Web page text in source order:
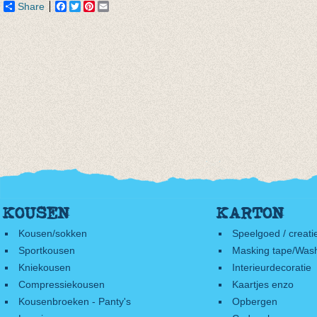
Share Facebook
TwitterPinterest
KOUSEN
Kousen/sokken
Sportkousen
Kniekousen
Compressiekousen
Kousenbroeken - Panty's
KARTON
Speelgoed /
Masking tape/
Interieurdecoratie
Kaartjes enzo
Opbergen